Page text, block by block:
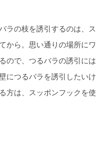
ラの枝を誘引するのは、ス
から。思い通りの場所にワ
ので、つるバラの誘引には
につるバラを誘引したいけ
方は、スッポンフックを使